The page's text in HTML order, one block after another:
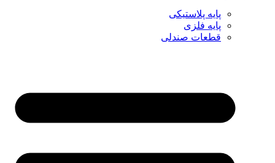
پایه پلاستیکی
پایه فلزی
قطعات صندلی